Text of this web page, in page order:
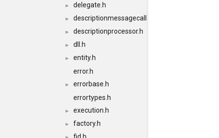
► delegate.h
► descriptionmessagecallback.h
► descriptionprocessor.h
► dll.h
►
entity.h
error.h
►
errorbase.h
errortypes.h
► execution.h
► factory.h